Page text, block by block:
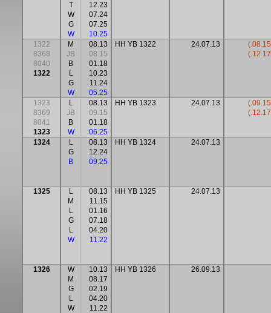
T
W
G
W
12.23
07.24
07.25
10.25
1322
8368
8040
1322
M
JB
B
L
G
W
08.13
08.15
01.18
10.23
11.24
05.25
HH YB 1322 24.07.13
1323
8369
8041
1323
L
JB
B
W
08.13
09.15
01.18
06.25
HH YB 1323 24.07.13
1324
L
G
B
08.13
12.24
09.25
HH YB 1324 24.07.13
1325
L
M
L
G
L
W
08.13
11.15
01.16
07.18
04.20
11.22
HH YB 1325 24.07.13
1326
W
M
G
L
W
10.13
08.17
02.19
04.20
11.22
HH YB 1326 26.09.13